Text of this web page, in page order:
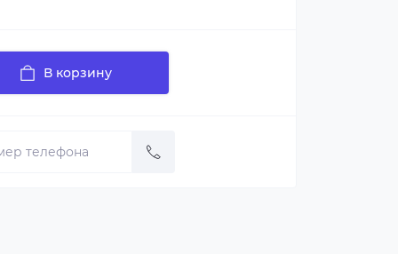
В корзину